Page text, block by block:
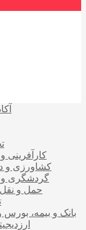
کارآفرینی و
کشاورزی و
گردشگری
حمل و
بانک و بیمه،